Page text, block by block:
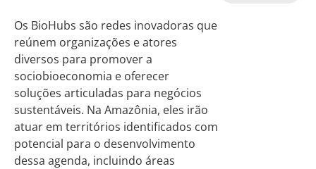
Os BioHubs são redes inovadoras que
reúnem organizações e atores
diversos para promover a
sociobioeconomia e oferecer
soluções articuladas para negócios
sustentáveis. Na Amazônia, eles irão
atuar em territórios identificados com
potencial para o desenvolvimento
dessa agenda, incluindo áreas